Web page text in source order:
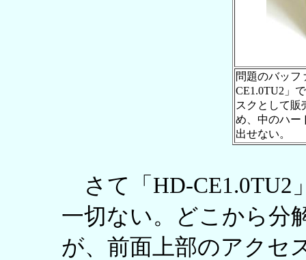
問題のバッフ
CE1.0TU2」
スクとして販
め、中のハー
出せない。
さて「HD-CE1.0TU2
一切ない。どこから分
が、前面上部のアクセ